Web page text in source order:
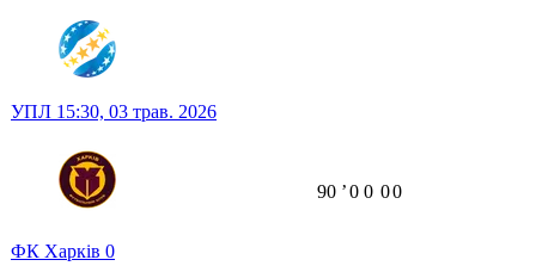
УПЛ 15:30, 03 трав. 2026
ФК Харків 0
90 ʼ0 0 00